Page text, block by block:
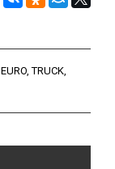
EURO,TRUCK,